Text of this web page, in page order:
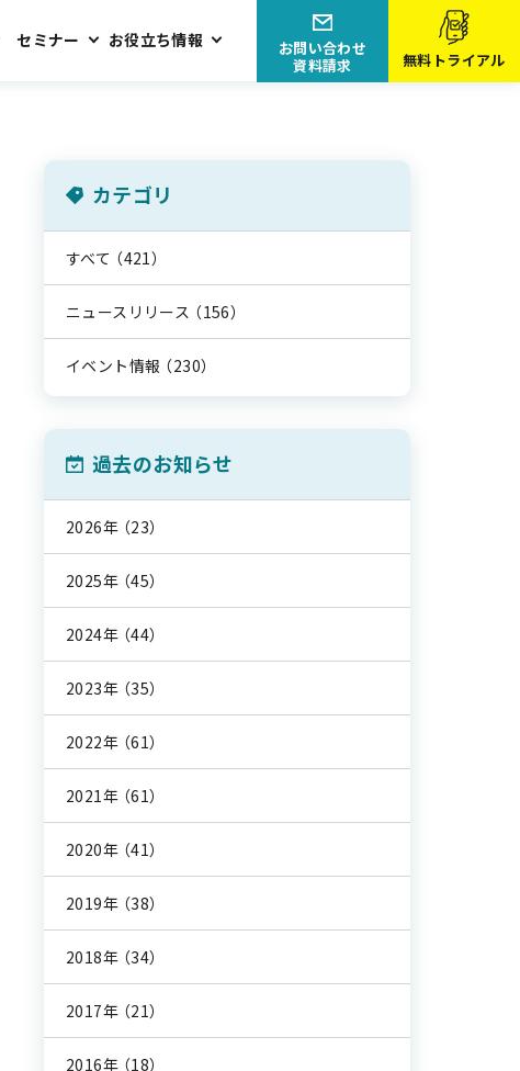
セミナー お役立ち情報
無料トライアル
お問い合わせ
資料請求
カテゴリ
すべて （421）
ニュースリリース （156）
イベント情報 （230）
過去のお知らせ
2026年 （23）
2025年 （45）
2024年 （44）
2023年 （35）
2022年 （61）
2021年 （61）
2020年 （41）
2019年 （38）
2018年 （34）
2017年 （21）
2016年 （18）